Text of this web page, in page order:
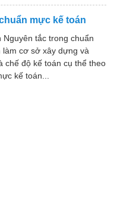
mực kế toán
tắc trong chuẩn
làm cơ sở xây dựng và
chế độ kế toán cụ thể theo
kế toán...